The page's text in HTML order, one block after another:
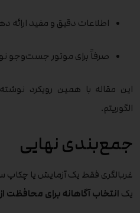
اطلاعات دقیق و مفید ارائه
صرفاً برای موتور جست‌وجو
این مقاله با همین رویکرد
الگوریتم.
جمع‌بندی نهایی
غربالگری فقط یک آزمایش یا
یک انتخاب آگاهانه برای محافظت